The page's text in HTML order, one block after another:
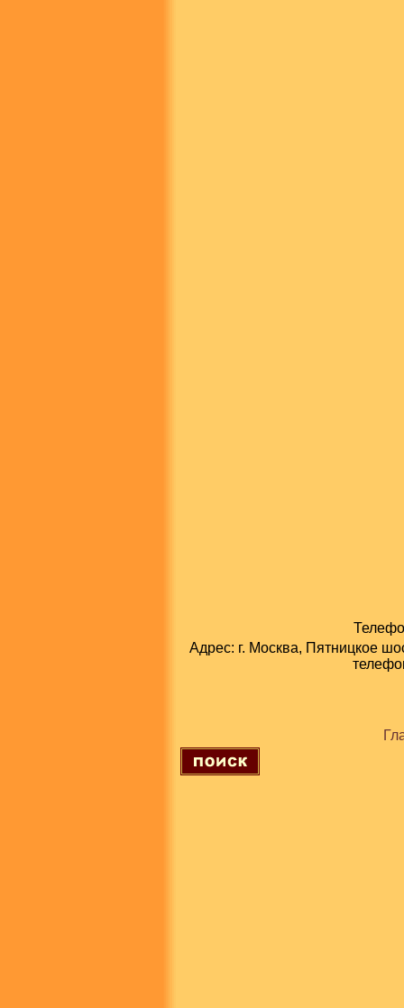
Адрес: г. Москва, Пятницкое